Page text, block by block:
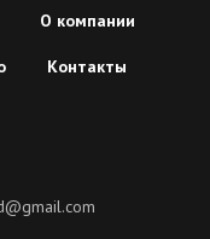
О компании
Контакты